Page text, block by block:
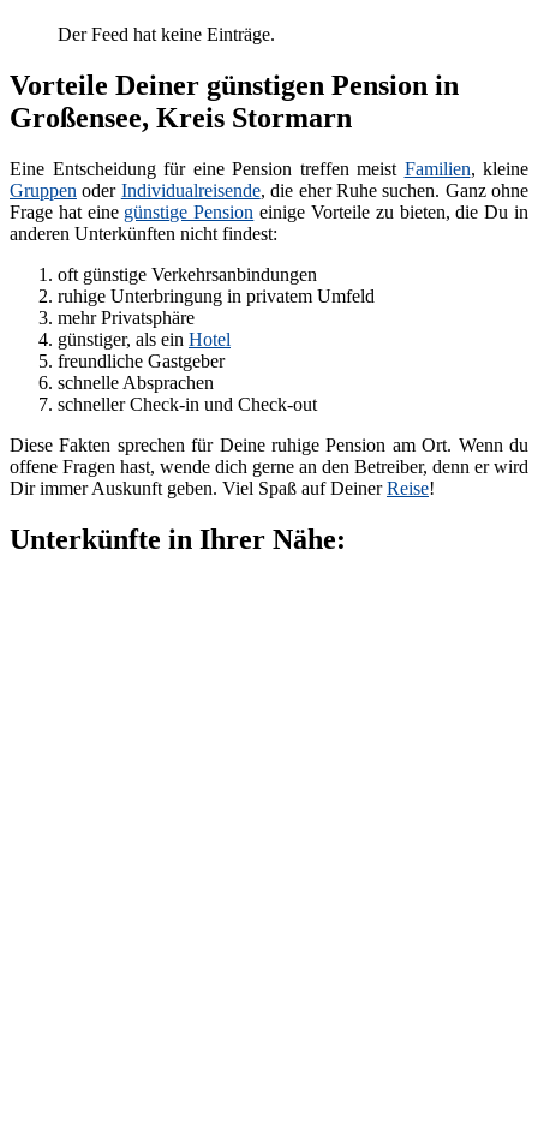
Der Feed hat keine Einträge.
Vorteile Deiner günstigen Pension in
Großensee, Kreis Stormarn
Eine Entscheidung für eine Pension treffen meist Familien, kleine
Gruppen oder Individualreisende, die eher Ruhe suchen. Ganz ohne
Frage hat eine günstige Pension einige Vorteile zu bieten, die Du in
anderen Unterkünften nicht findest:
oft günstige Verkehrsanbindungen
ruhige Unterbringung in privatem Umfeld
mehr Privatsphäre
günstiger, als ein Hotel
freundliche Gastgeber
schnelle Absprachen
schneller Check-in und Check-out
Diese Fakten sprechen für Deine ruhige Pension am Ort. Wenn du
offene Fragen hast, wende dich gerne an den Betreiber, denn er wird
Dir immer Auskunft geben. Viel Spaß auf DeinerReise!
Unterkünfte in Ihrer Nähe: